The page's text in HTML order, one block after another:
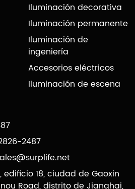
Iluminación decorativa
Iluminación permanente
Iluminación de
ingeniería
Accesorios eléctricos
Iluminación de escena
2487
edificio 18, ciudad de Gaoxin
Road, distrito de Jianghai,